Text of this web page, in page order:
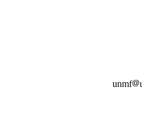
unmf